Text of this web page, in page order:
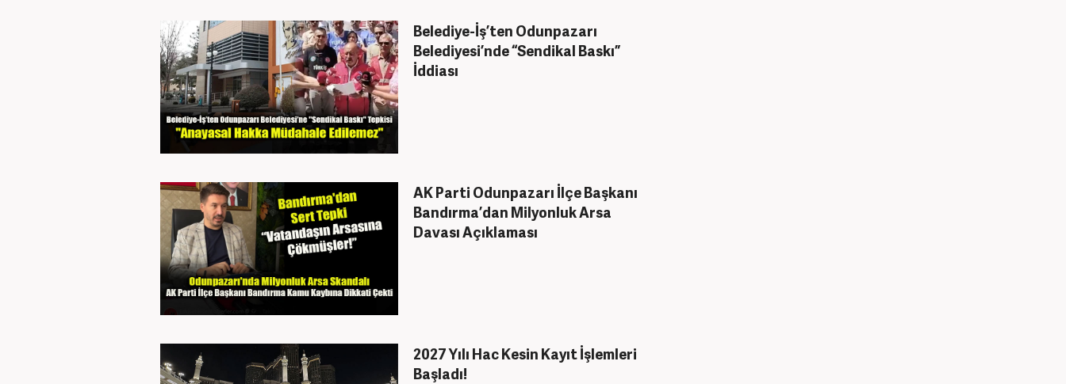
Belediye-İş’ten Odunpazarı
Belediyesi’nde “Sendikal Baskı”
İddiası
AK Parti Odunpazarı İlçe Başkanı
Bandırma’dan Milyonluk Arsa
Davası Açıklaması
2027 Yılı Hac Kesin Kayıt İşlemleri
Başladı!